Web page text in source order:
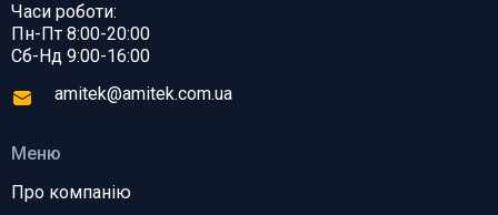
Меню
Про компанію
Часи роботи:
Пн-Пт 8:00-20:00
Сб-Нд 9:00-16:00
amitek@amitek.com.ua